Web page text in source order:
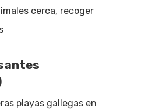
cerca, recoger
playas gallegas en